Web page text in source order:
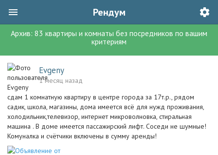
Рендум
Архив: 83 квартиры и комнаты без посредников по вашим
критериям
Evgeny
1 месяц назад
сдам 1 комнатную квартиру в центре города за 17т.р., рядом
садик, школа, магазины, дома имеется всё для нужд проживания,
холодильник,телевизор, интернет микроволновка, стиральная
машина . В доме имеется пассажирский лифт. Соседи не шумные!
Комуналка и счётчики включены в сумму аренды!